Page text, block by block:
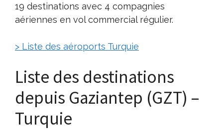
19 destinations avec 4 compagnies
aériennes en vol commercial régulier.
> Liste des aéroports Turquie
Liste des destinations
depuis Gaziantep (GZT) –
Turquie